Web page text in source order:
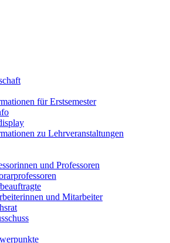
für Erstsemester
zu Lehrveranstaltungen
und Professoren
und Mitarbeiter